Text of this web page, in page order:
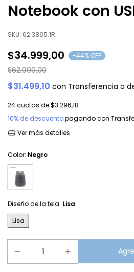
Notebook con
SKU: 62.3805.1R
$34.999,00 -44% OFF
$62.999,00
$31.499,10 con Transferencia o
24cuotas de$3.296,18
10% de descuentopagando con
Ver más detalles
Color: Negro
Diseño de la tela: Lisa
Lisa